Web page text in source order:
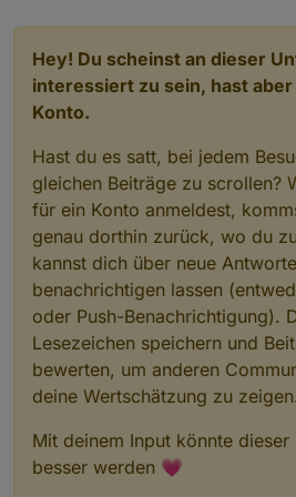
Hey! Du scheinst an dieser
interessiert zu sein, hast
Konto.
Hast du es satt, bei jedem
gleichen Beiträge zu scrollen?
für ein Konto anmeldest,
genau dorthin zurück, wo du
kannst dich über neue
benachrichtigen lassen
oder Push-Benachrichtigung).
Lesezeichen speichern und
bewerten, um anderen
deine Wertschätzung zu zeigen.
Mit deinem Input könnte dieser
besser werden 💗